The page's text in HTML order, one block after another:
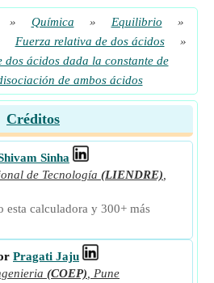
» Química » Equilibrio
»
Fuerza relativa de dos ácidos
»
dos ácidos dada la constante de
de ambos ácidos
Créditos
Sinha
de Tecnología (LIENDRE)
esta calculadora y 300+ más
Pragati Jaju
(COEP)
Pune